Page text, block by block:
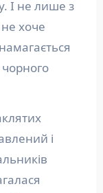
І не лише з
хоче
і